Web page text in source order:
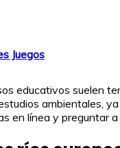
Juegos
educativos suelen
ambientales,
en línea y preguntar